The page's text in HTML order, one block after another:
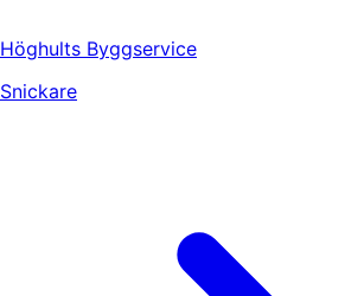
Höghults Byggservice
Snickare